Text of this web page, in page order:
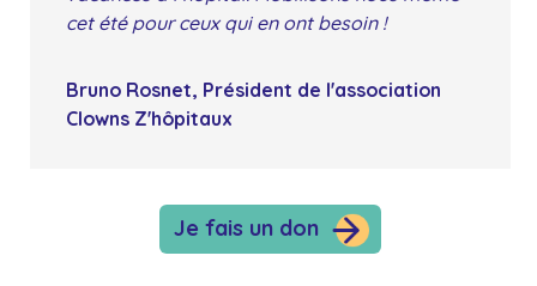
cet été pour ceux qui en ont besoin !
Bruno Rosnet, Président de l'association
Clowns Z'hôpitaux
Je fais un don